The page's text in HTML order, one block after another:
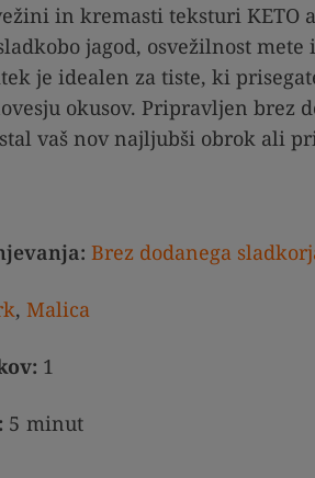
in kremasti teksturi KETO
jagod, osvežilnost
je idealen za tiste, ki
okusov. Pripravljen brez
vaš nov najljubši obrok ali
Brez dodanega
, Malica
1
5 minut